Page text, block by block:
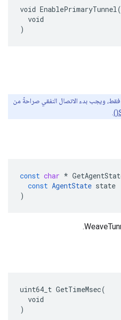
void EnablePrimaryTunnel(
  void
)
فقط، ويجب بدء الاتصال النفقي صراحةً من
const char *
const AgentState state
)
uint64_t GetTimeMsec(
  void
)